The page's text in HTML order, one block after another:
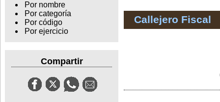
Por nombre
Por categoría
Por código
Por ejercicio
Compartir
Callejero Fiscal